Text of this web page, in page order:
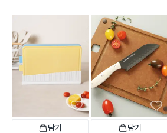
담기 담기